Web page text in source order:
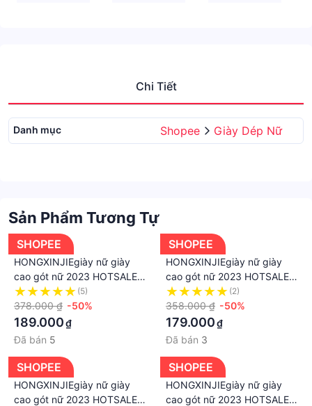
Chi Tiết
Danh mục Shopee Giày Dép Nữ
Sản Phẩm Tương Tự
SHOPEE
HONGXINJIEgiày nữ giày
cao gót nữ 2023 HOTSALE
Xu hướng thời trang 072403
(5)
378.000 ₫ -50%
189.000₫
Đã bán 5
SHOPEE
HONGXINJIEgiày nữ giày
cao gót nữ 2023 HOTSALE
Xu hướng thời trang 072412
(2)
358.000 ₫ -50%
179.000₫
Đã bán 3
SHOPEE
HONGXINJIEgiày nữ giày
cao gót nữ 2023 HOTSALE
SHOPEE
HONGXINJIEgiày nữ giày
cao gót nữ 2023 HOTSALE